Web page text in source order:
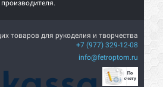
товаров для рукоделия и творчества
+7 (977) 329-12-08
info@fetroptom.ru